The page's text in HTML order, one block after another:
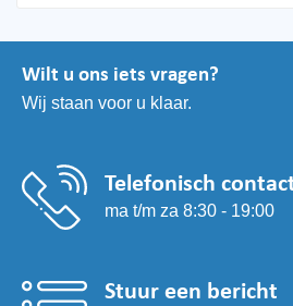
Wilt u ons iets vragen?
Wij staan voor u klaar.
Telefonisch
ma t/m za 8:30 - 19:00
Stuur een bericht